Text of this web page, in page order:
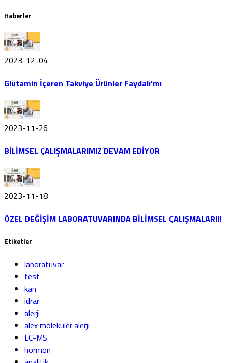
Haberler
2023-12-04
Glutamin İçeren Takviye Ürünler Faydalı’mı
2023-11-26
BİLİMSEL ÇALIŞMALARIMIZ DEVAM EDİYOR
2023-11-18
ÖZEL DEĞİŞİM LABORATUVARINDA BİLİMSEL ÇALIŞMALAR!!!
Etiketler
laboratuvar
test
kan
idrar
alerji
alex moleküler alerji
LC-MS
hormon